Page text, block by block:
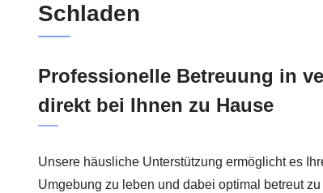
Schladen
Professionelle Betreuung in
direkt bei Ihnen zu Hause
Unsere häusliche Unterstützung ermöglicht es
Umgebung zu leben und dabei optimal betreut